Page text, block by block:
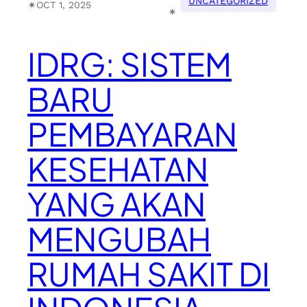
✴︎OCT 1, 2025
✴︎
IDRG: SISTEM
BARU
PEMBAYARAN
KESEHATAN
YANG AKAN
MENGUBAH
RUMAH SAKIT DI